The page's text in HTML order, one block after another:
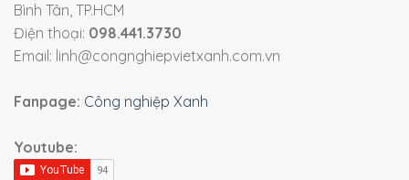
Bình Tân, TP.HCM
Điện thoại: 098.441.3730
Email: linh@congnghiepvietxanh.com.vn
Fanpage: Công nghiệp Xanh
Youtube: